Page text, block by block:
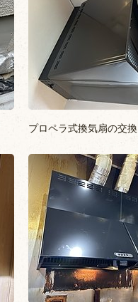
プロペラ式換気扇の交換